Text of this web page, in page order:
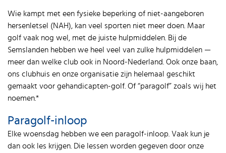
Wie kampt met een fysieke beperking of niet-aangeboren
hersenletsel (NAH), kan veel sporten niet meer doen. Maar
golf vaak nog wel, met de juiste hulpmiddelen. Bij de
Semslanden hebben we heel veel van zulke hulpmiddelen —
meer dan welke club ook in Noord-Nederland. Ook onze baan,
ons clubhuis en onze organisatie zijn helemaal geschikt
gemaakt voor gehandicapten-golf. Of “paragolf” zoals wij het
noemen.*
Paragolf-inloop
Elke woensdag hebben we een paragolf-inloop. Vaak kun je
dan ook les krijgen. Die lessen worden gegeven door onze